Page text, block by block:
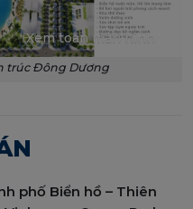
Xem toàn màn hình
trúc Đông Dương
phố Biển hồ – Thiên